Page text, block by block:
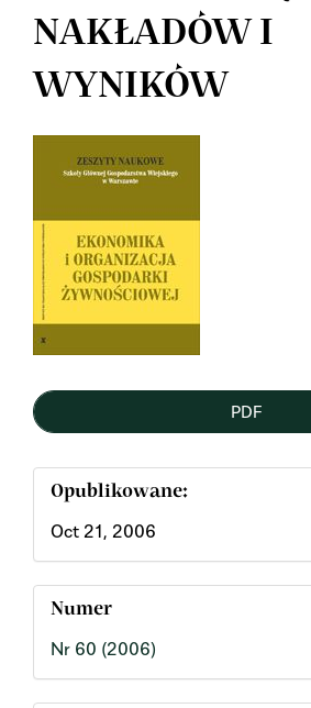
NAKŁADÓW I
WYNIKÓW
Article
Sidebar
PDF
Opublikowane:
Oct 21, 2006
Numer
Nr 60 (2006)